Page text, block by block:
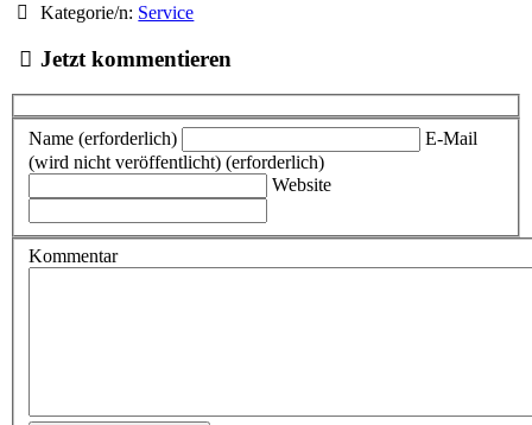
Kategorie/n: Service
Jetzt kommentieren
Name (erforderlich)
E-Mail
(wird nicht veröffentlicht) (erforderlich)
Website
Kommentar